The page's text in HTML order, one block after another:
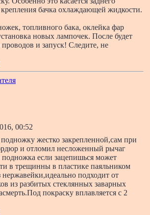
крепления бачка охлаждающей жидкости.
топливного бака, оклейка фар
новых лампочек. После будет
проводов и запуск! Следите, не
00:52
жестко закрепленной,сам при
и отломил несложенный рычаг
подножка если зацепишься может
в трещинны в пластике паяльником
нержавейки,идеально подходит от
из разбитых стеклянных заварных
покраску вплавляется с 2